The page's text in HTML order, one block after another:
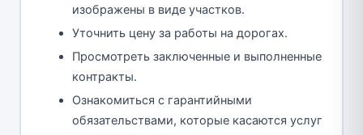
изображены в виде участков.
Уточнить цену за работы на дорогах.
Просмотреть заключенные и выполненные
контракты.
Ознакомиться с гарантийными
обязательствами, которые касаются услуг